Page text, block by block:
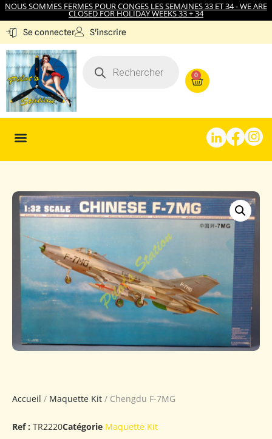
NOUS SOMMES FERMES POUR CONGES LES SEMAINES 33 ET 34 - WE ARE
CLOSED FOR HOLIDAY WEEKS 33 + 34
Se connecter S'inscrire
0
Accueil / Maquette Kit / Chengdu F-7MG
Ref : TR2220Catégorie Maquette Kit